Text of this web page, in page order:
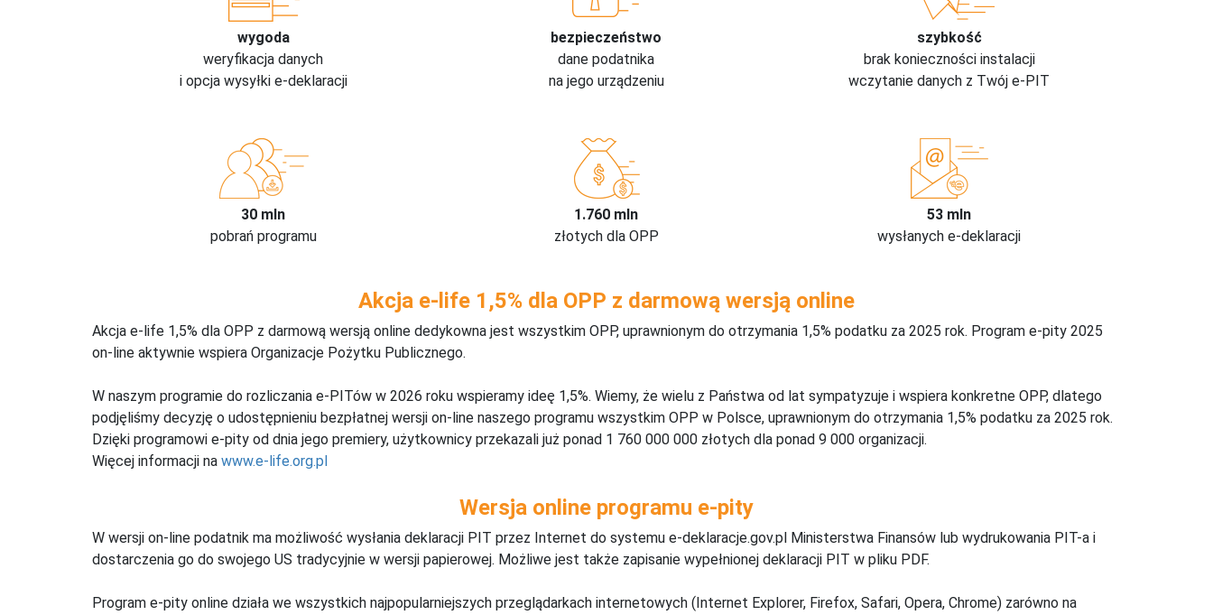
wygoda
weryfikacja danych
i opcja wysyłki e-deklaracji
bezpieczeństwo
dane podatnika
na jego urządzeniu
szybkość
brak konieczności instalacji
wczytanie danych z Twój e-PIT
30 mln
pobrań programu
1.760 mln
złotych dla OPP
53 mln
wysłanych e-deklaracji
Akcja e-life 1,5% dla OPP z darmową wersją online
Akcja e-life 1,5% dla OPP z darmową wersją online dedykowna jest wszystkim OPP, uprawnionym do otrzymania 1,5% podatku za 2025 rok. Program e-pity 2025
on-line aktywnie wspiera Organizacje Pożytku Publicznego.
W naszym programie do rozliczania e-PITów w 2026 roku wspieramy ideę 1,5%. Wiemy, że wielu z Państwa od lat sympatyzuje i wspiera konkretne OPP, dlatego
podjęliśmy decyzję o udostępnieniu bezpłatnej wersji on-line naszego programu wszystkim OPP w Polsce, uprawnionym do otrzymania 1,5% podatku za 2025 rok.
Dzięki programowi e-pity od dnia jego premiery, użytkownicy przekazali już ponad 1 760 000 000 złotych dla ponad 9 000 organizacji.
Więcej informacji na www.e-life.org.pl
Wersja online programu e-pity
W wersji on-line podatnik ma możliwość wysłania deklaracji PIT przez Internet do systemu e-deklaracje.gov.pl Ministerstwa Finansów lub wydrukowania PIT-a i
dostarczenia go do swojego US tradycyjnie w wersji papierowej. Możliwe jest także zapisanie wypełnionej deklaracji PIT w pliku PDF.
Program e-pity online działa we wszystkich najpopularniejszych przeglądarkach internetowych (Internet Explorer, Firefox, Safari, Opera, Chrome) zarówno na